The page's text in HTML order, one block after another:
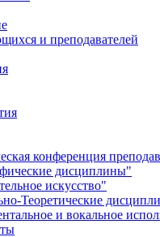
и преподавателей
конференция
дисциплины"
искусство"
Теоретические
и вокальное